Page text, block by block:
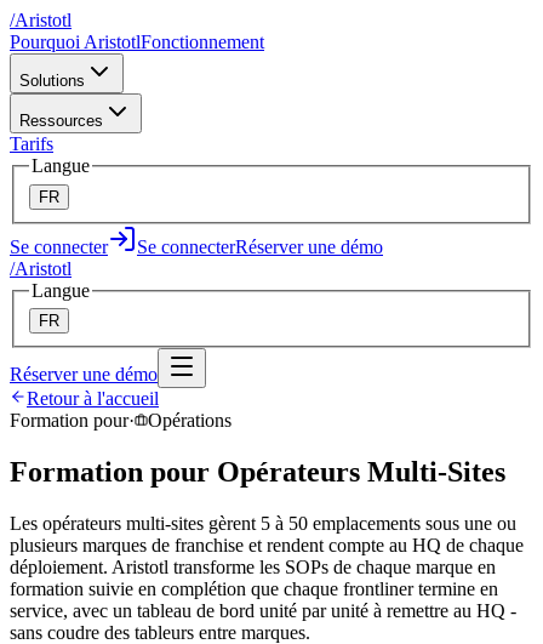
/Aristotl
Pourquoi AristotlFonctionnement
Solutions
Ressources
Tarifs
Langue
FR
Se connecter Se connecterRéserver une démo
/Aristotl
Langue
FR
Réserver une démo
Retour à l'accueil
Formation pour· Opérations
Formation pour Opérateurs Multi-Sites
Les opérateurs multi-sites gèrent 5 à 50 emplacements sous une ou
plusieurs marques de franchise et rendent compte au HQ de chaque
déploiement. Aristotl transforme les SOPs de chaque marque en
formation suivie en complétion que chaque frontliner termine en
service, avec un tableau de bord unité par unité à remettre au HQ -
sans coudre des tableurs entre marques.